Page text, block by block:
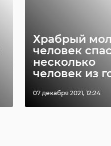
Храбрый
человек
несколько
человек из
07 декабря 2021, 12:24